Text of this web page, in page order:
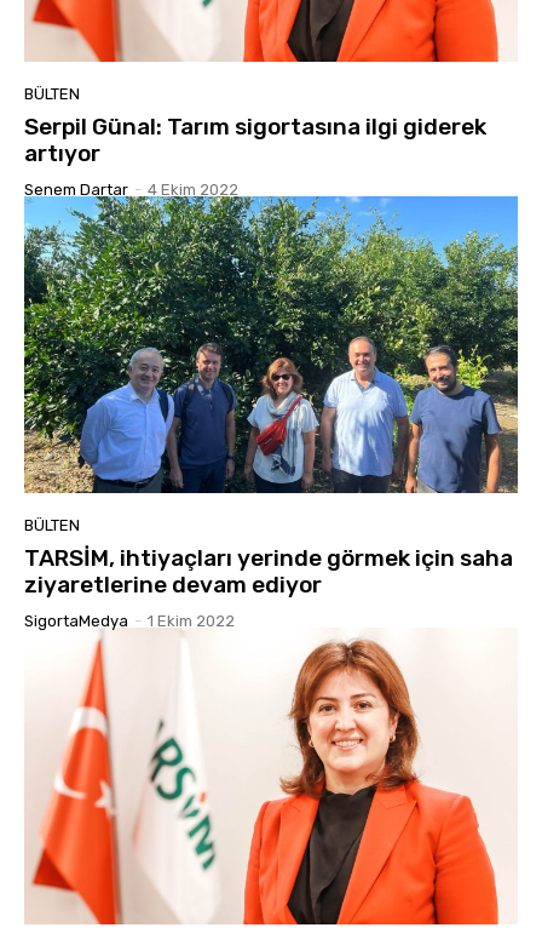
BÜLTEN
Serpil Günal: Tarım sigortasına ilgi giderek
artıyor
Senem Dartar - 4 Ekim 2022
BÜLTEN
TARSİM, ihtiyaçları yerinde görmek için saha
ziyaretlerine devam ediyor
SigortaMedya - 1 Ekim 2022